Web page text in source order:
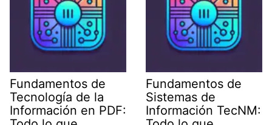
Fundamentos de
Tecnología de la
Información en PDF:
Fundamentos de
Sistemas de
Información TecNM: